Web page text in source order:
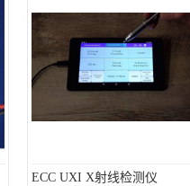
ECC UXI X射线检测仪